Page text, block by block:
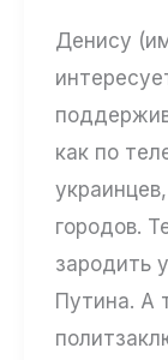
Денису
как по
городов.
зародить
Путина. А